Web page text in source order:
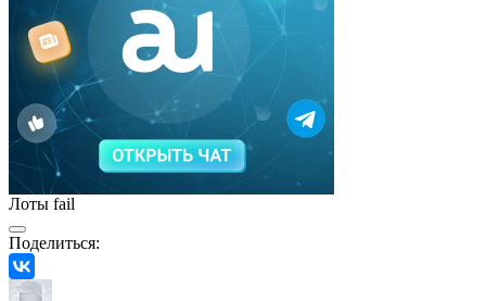
Лоты fail
Поделиться: